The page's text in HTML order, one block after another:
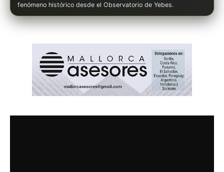
fenómeno histórico desde el Observatorio de Yebes.